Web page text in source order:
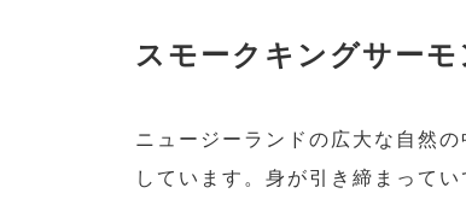
スモークキングサーモ
ニュージーランドの広大な自然
しています。身が引き締まって